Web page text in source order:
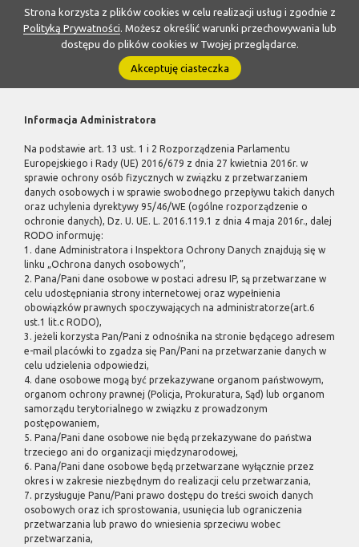
Strona korzysta z plików cookies w celu realizacji usług i zgodnie z
Polityką Prywatności. Możesz określić warunki przechowywania lub
dostępu do plików cookies w Twojej przeglądarce.
Akceptuję ciasteczka
Informacja Administratora
Na podstawie art. 13 ust. 1 i 2 Rozporządzenia Parlamentu
Europejskiego i Rady (UE) 2016/679 z dnia 27 kwietnia 2016r. w
sprawie ochrony osób fizycznych w związku z przetwarzaniem
danych osobowych i w sprawie swobodnego przepływu takich danych
oraz uchylenia dyrektywy 95/46/WE (ogólne rozporządzenie o
ochronie danych), Dz. U. UE. L. 2016.119.1 z dnia 4 maja 2016r., dalej
RODO informuję:
1. dane Administratora i Inspektora Ochrony Danych znajdują się w
linku „Ochrona danych osobowych”,
2. Pana/Pani dane osobowe w postaci adresu IP, są przetwarzane w
celu udostępniania strony internetowej oraz wypełnienia
obowiązków prawnych spoczywających na administratorze(art.6
ust.1 lit.c RODO),
3. jeżeli korzysta Pan/Pani z odnośnika na stronie będącego adresem
e-mail placówki to zgadza się Pan/Pani na przetwarzanie danych w
celu udzielenia odpowiedzi,
4. dane osobowe mogą być przekazywane organom państwowym,
organom ochrony prawnej (Policja, Prokuratura, Sąd) lub organom
samorządu terytorialnego w związku z prowadzonym
postępowaniem,
5. Pana/Pani dane osobowe nie będą przekazywane do państwa
trzeciego ani do organizacji międzynarodowej,
6. Pana/Pani dane osobowe będą przetwarzane wyłącznie przez
okres i w zakresie niezbędnym do realizacji celu przetwarzania,
7. przysługuje Panu/Pani prawo dostępu do treści swoich danych
osobowych oraz ich sprostowania, usunięcia lub ograniczenia
przetwarzania lub prawo do wniesienia sprzeciwu wobec
przetwarzania,